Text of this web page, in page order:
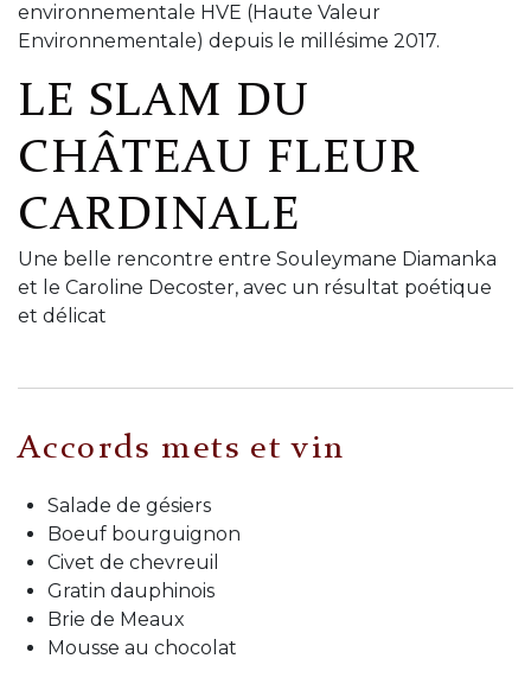
environnementale HVE (Haute Valeur
Environnementale) depuis le millésime 2017.
LE SLAM DU
CHÂTEAU FLEUR
CARDINALE
Une belle rencontre entre Souleymane Diamanka
et le Caroline Decoster, avec un résultat poétique
et délicat
Accords mets et vin
Salade de gésiers
Boeuf bourguignon
Civet de chevreuil
Gratin dauphinois
Brie de Meaux
Mousse au chocolat